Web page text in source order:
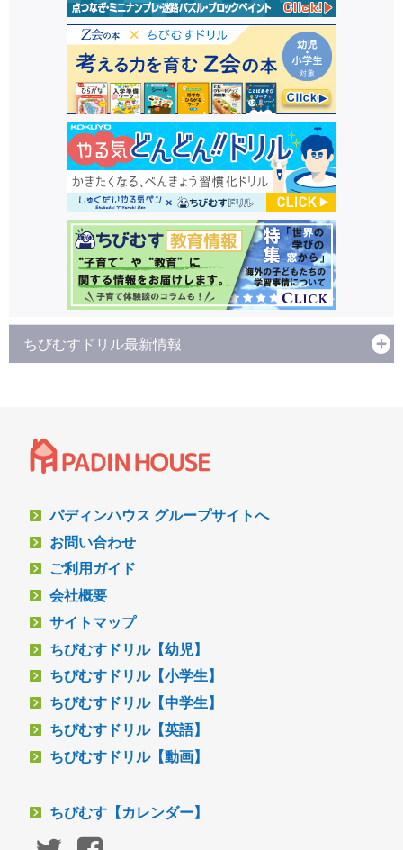
ちびむすドリル最新情報
パディンハウス グループサイトへ
お問い合わせ
ご利用ガイド
会社概要
サイトマップ
ちびむすドリル【幼児】
ちびむすドリル【小学生】
ちびむすドリル【中学生】
ちびむすドリル【英語】
ちびむすドリル【動画】
ちびむす【カレンダー】